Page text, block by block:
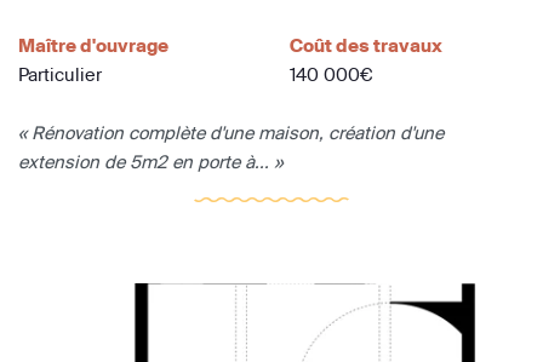
Maître d'ouvrage
Particulier
Coût des travaux
140 000€
« Rénovation complète d'une maison, création d'une
extension de 5m2 en porte à... »